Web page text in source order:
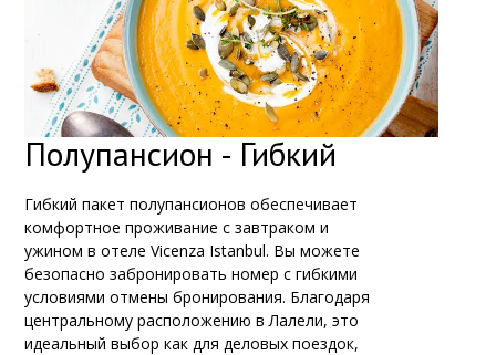
Полупансион - Гибкий
Гибкий пакет полупансионов обеспечивает
комфортное проживание с завтраком и
ужином в отеле Vicenza Istanbul. Вы можете
безопасно забронировать номер с гибкими
условиями отмены бронирования. Благодаря
центральному расположению в Лалели, это
идеальный выбор как для деловых поездок,